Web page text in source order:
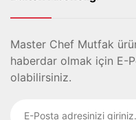
Master Chef Mutfak
haberdar olmak için E-
olabilirsiniz.